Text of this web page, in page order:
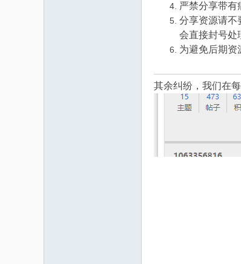
严禁分享带有
分享资源请不
会直接封号处
为避免后期资
其余纠纷，我们在